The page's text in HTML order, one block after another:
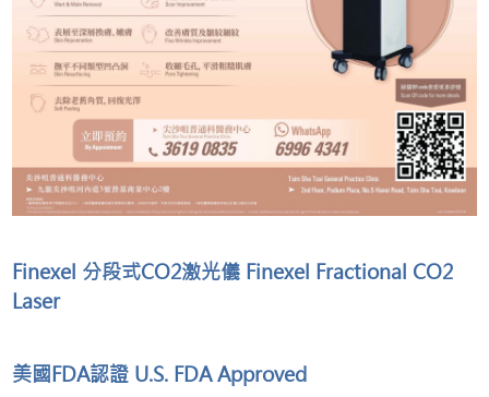
Finexel 分段式CO2激光儀 Finexel Fractional CO2
Laser
美國FDA認證 U.S. FDA Approved